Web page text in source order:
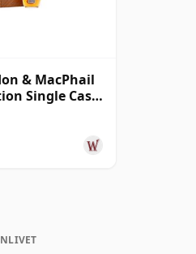
& MacPhail
Single Cask